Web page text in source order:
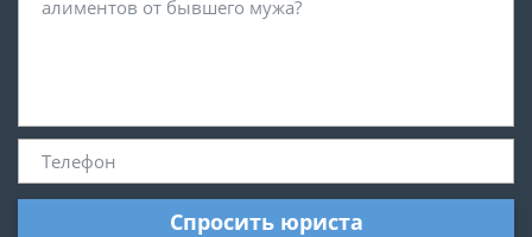
Спросить юриста